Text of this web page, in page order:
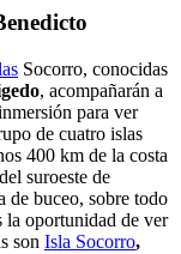
Socorro, conocidas
, acompañarán a
para ver
de cuatro islas
400 km de la costa
suroeste de
de buceo, sobre todo
la oportunidad de ver
son Isla Socorro,